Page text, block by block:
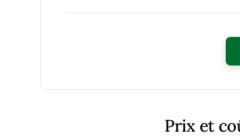
Prix et